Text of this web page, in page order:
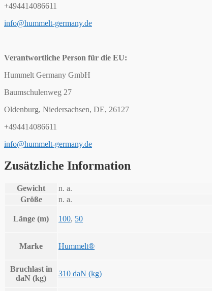
+494414086611
info@hummelt-germany.de
Verantwortliche Person für die EU:
Hummelt Germany GmbH
Baumschulenweg 27
Oldenburg, Niedersachsen, DE, 26127
+494414086611
info@hummelt-germany.de
Zusätzliche Information
Gewicht
n. a.
Größe
n. a.
Länge (m) 100, 50
Marke Hummelt®
Bruchlast in
daN (kg)
310 daN (kg)